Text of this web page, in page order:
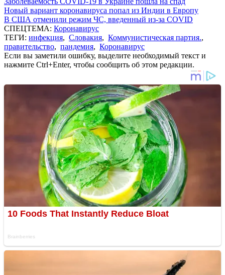
Новый вариант коронавируса попал из Индии в Европу
В США отменили режим ЧС, введенный из-за COVID
СПЕЦТЕМА: Коронавирус
ТЕГИ: инфекция, Словакия, Коммунистическая партия.,
правительство, пандемия, Коронавирус
Если вы заметили ошибку, выделите необходимый текст и
нажмите Ctrl+Enter, чтобы сообщить об этом редакции.